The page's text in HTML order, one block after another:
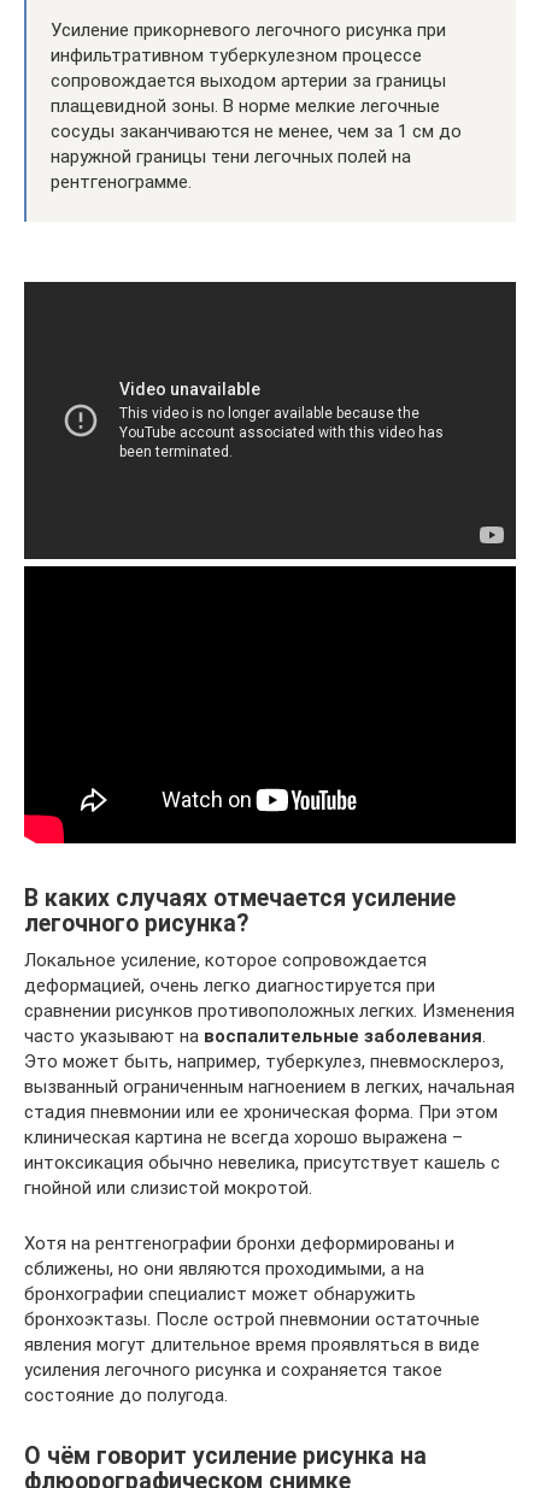
Усиление прикорневого легочного рисунка при
инфильтративном туберкулезном процессе
сопровождается выходом артерии за границы
плащевидной зоны. В норме мелкие легочные
сосуды заканчиваются не менее, чем за 1 см до
наружной границы тени легочных полей на
рентгенограмме.
В каких случаях отмечается усиление
легочного рисунка?
Локальное усиление, которое сопровождается
деформацией, очень легко диагностируется при
сравнении рисунков противоположных легких. Изменения
часто указывают на воспалительные заболевания.
Это может быть, например, туберкулез, пневмосклероз,
вызванный ограниченным нагноением в легких, начальная
стадия пневмонии или ее хроническая форма. При этом
клиническая картина не всегда хорошо выражена –
интоксикация обычно невелика, присутствует кашель с
гнойной или слизистой мокротой.
Хотя на рентгенографии бронхи деформированы и
сближены, но они являются проходимыми, а на
бронхографии специалист может обнаружить
бронхоэктазы. После острой пневмонии остаточные
явления могут длительное время проявляться в виде
усиления легочного рисунка и сохраняется такое
состояние до полугода.
О чём говорит усиление рисунка на
флюорографическом снимке